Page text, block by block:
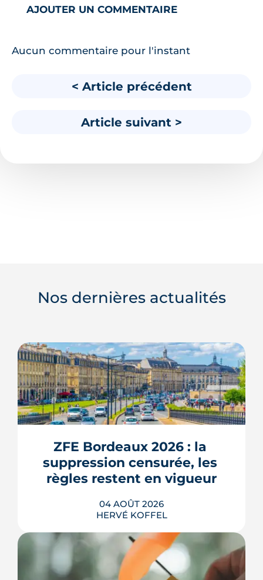
AJOUTER UN COMMENTAIRE
Aucun commentaire pour l'instant
< Article précédent
Article suivant >
Nos dernières actualités
ZFE Bordeaux 2026 : la
suppression censurée, les
règles restent en vigueur
04 AOÛT 2026
HERVÉ KOFFEL